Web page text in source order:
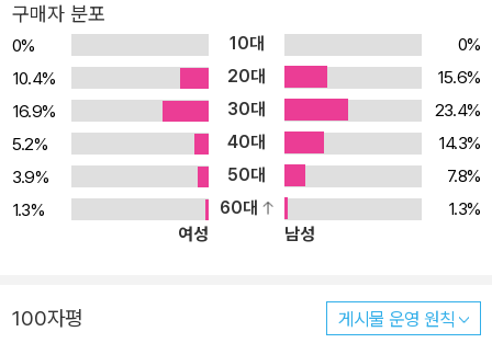
(3판)』는 무미건조하게 글로만 배우는 자바 학습서가 아니라 풍부한
시각 자료와 직접 대화하는 듯한 친절한 설명을 곁들인 두뇌 친화적
인 자바 가이드입니다. 책에 실린 재미있는 예시와 이미지는 독자의
효과적인 학습을 돕습니다. 이 책을 읽고 나면 자바와 객체지향에 대
해 완벽하게 이해하고, 실무에서 자바를 다양하게 활용할 수 있습니
다. 전문가의 조언과 함께 각종 퍼즐과 다양한 퀴즈를 풀어 보며 뇌를
일깨우는 자바 학습을 경험해 보세요. 예제 파일 다운로드 → www.
hanbit.co.kr/src/11179 → https://oreil.ly/hfJava_3e_exampl
구매자 분포
0% 10대
0%
10.4%
20대
15.6%
16.9%
30대
23.4%
5.2%
40대
14.3%
3.9%
50대
7.8%
1.3%
60대
1.3%
여성
남성
100자평 게시물 운영 원칙